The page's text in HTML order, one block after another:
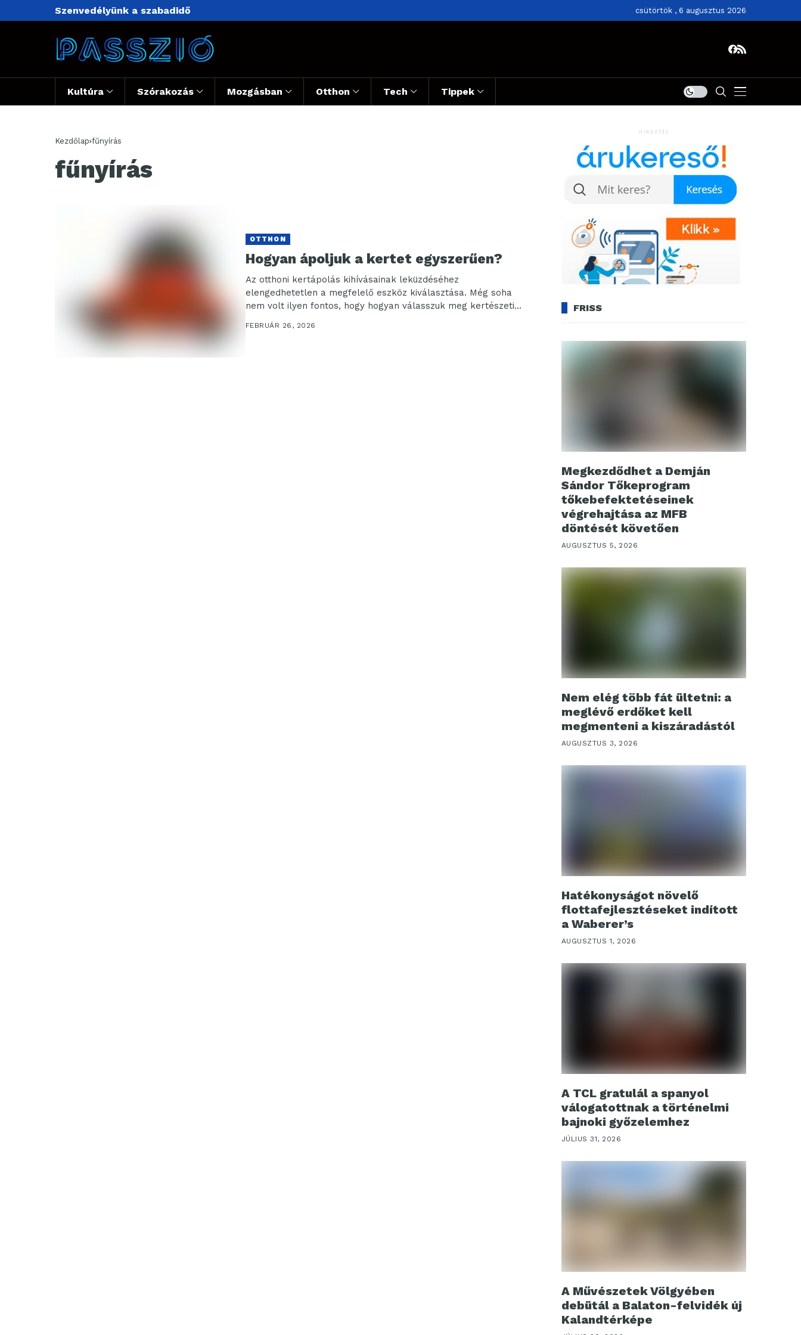
Szenvedélyünk a szabadidő csütörtök , 6 augusztus 2026
Kultúra Szórakozás Mozgásban Otthon Tech Tippek
Kezdőlap fűnyírás
fűnyírás
OTTHON
Hogyan ápoljuk a kertet egyszerűen?
Az otthoni kertápolás kihívásainak leküzdéséhez
elengedhetetlen a megfelelő eszköz kiválasztása. Még soha
nem volt ilyen fontos, hogy hogyan válasszuk meg kertészeti
FEBRUÁR 26, 2026
HIRDETÉS
FRISS
Megkezdődhet a Demján
Sándor Tőkeprogram
tőkebefektetéseinek
végrehajtása az MFB
döntését követően
AUGUSZTUS 5, 2026
Nem elég több fát ültetni: a
meglévő erdőket kell
megmenteni a kiszáradástól
AUGUSZTUS 3, 2026
Hatékonyságot növelő
flottafejlesztéseket indított
a Waberer’s
AUGUSZTUS 1, 2026
A TCL gratulál a spanyol
válogatottnak a történelmi
bajnoki győzelemhez
JÚLIUS 31, 2026
A Művészetek Völgyében
debütál a Balaton-felvidék új
Kalandtérképe